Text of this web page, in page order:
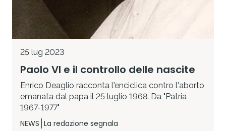
25 lug 2023
Paolo VI e il controllo delle nascite
Enrico Deaglio racconta l'enciclica contro l'aborto
emanata dal papa il 25 luglio 1968. Da "Patria
1967-1977"
NEWS La redazione segnala